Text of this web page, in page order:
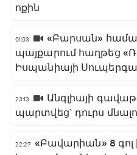
ոքին
01:03
«Բարսան»
պայքարում հաղթեց
Իսպանիայի
23:13
Անգլիայի
պարտվեց` դուրս
22:27 «Բավարիան» 8